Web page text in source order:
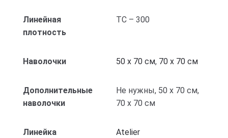
Линейная
плотность
ТС – 300
Наволочки 50 x 70 см, 70 x 70 см
Дополнительные
наволочки
Не нужны, 50 x 70 см,
70 x 70 см
Линейка Atelier